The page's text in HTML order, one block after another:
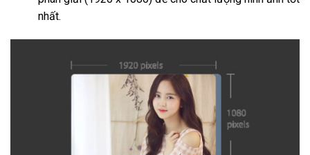
nhất.